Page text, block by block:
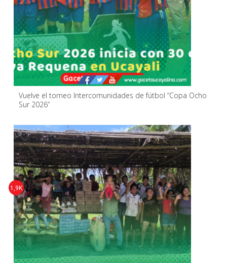
Vuelve el torneo Intercomunidades de fútbol “Copa Ocho
Sur 2026”
1,9K